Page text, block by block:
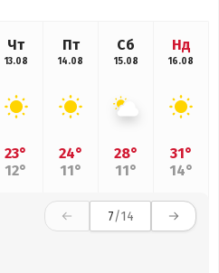
Чт
13.08
23°
12°
Пт
14.08
24°
11°
Сб
15.08
28°
11°
Нд
16.08
31°
14°
7/14